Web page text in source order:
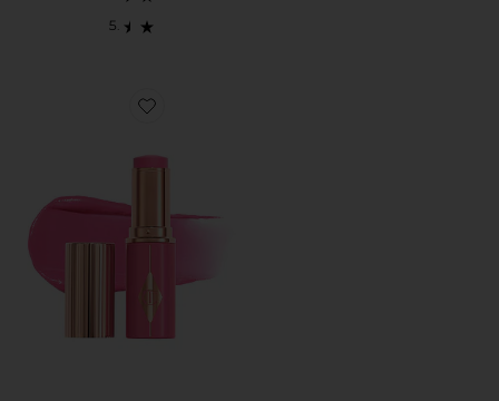
Favorite UNREAL BLUSH ブラシ